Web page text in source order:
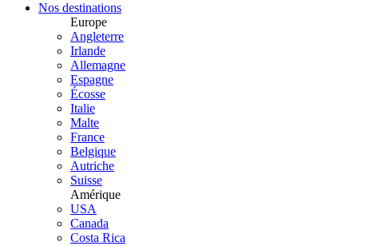
Nos destinations
Europe
Angleterre
Irlande
Allemagne
Espagne
Écosse
Italie
Malte
France
Belgique
Autriche
Suisse
Amérique
USA
Canada
Costa Rica